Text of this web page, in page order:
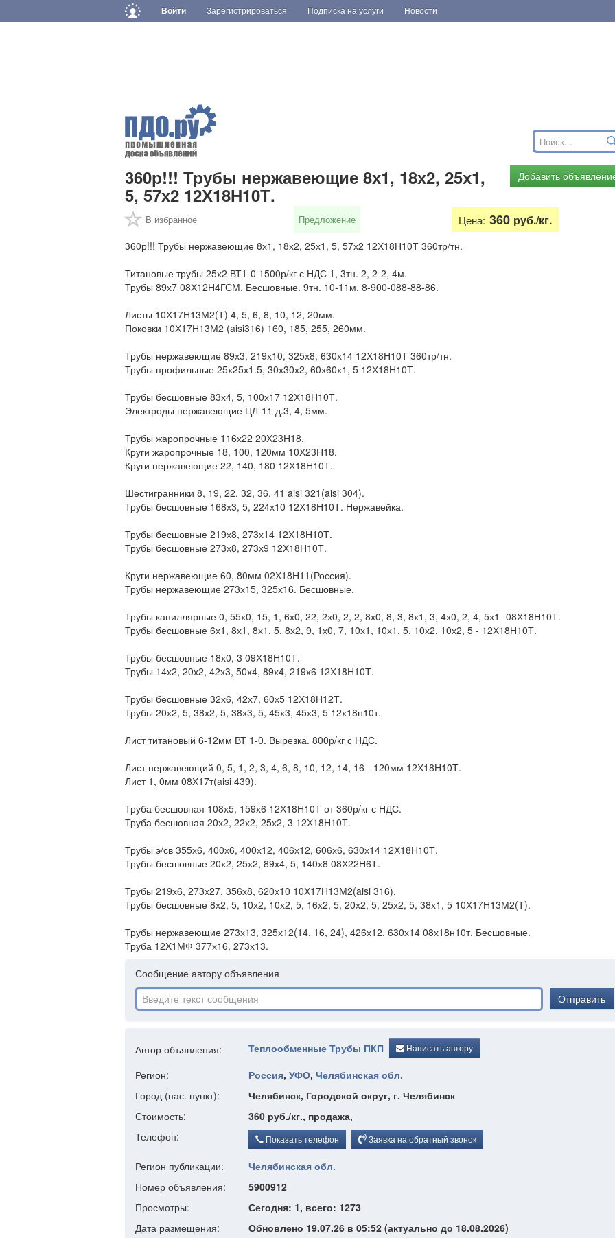
Войти Зарегистрироваться Подписка на услуги Новости
360р!!! Трубы нержавеющие 8х1, 18х2, 25х1,
5, 57х2 12Х18Н10Т.
Добавить
В избранное Предложение Цена: 360 руб./кг.
360р!!! Трубы нержавеющие 8х1, 18х2, 25х1, 5, 57х2 12Х18Н10Т 360тр/тн.
Титановые трубы 25х2 ВТ1-0 1500р/кг с НДС 1, 3тн. 2, 2-2, 4м.
Трубы 89х7 08Х12Н4ГСМ. Бесшовные. 9тн. 10-11м. 8-900-088-88-86.
Листы 10Х17Н13М2(Т) 4, 5, 6, 8, 10, 12, 20мм.
Поковки 10Х17Н13М2 (aisi316) 160, 185, 255, 260мм.
Трубы нержавеющие 89х3, 219х10, 325х8, 630х14 12Х18Н10Т 360тр/тн.
Трубы профильные 25х25х1.5, 30х30х2, 60х60х1, 5 12Х18Н10Т.
Трубы бесшовные 83х4, 5, 100х17 12Х18Н10Т.
Электроды нержавеющие ЦЛ-11 д.3, 4, 5мм.
Трубы жаропрочные 116х22 20Х23Н18.
Круги жаропрочные 18, 100, 120мм 10Х23Н18.
Круги нержавеющие 22, 140, 180 12Х18Н10Т.
Шестигранники 8, 19, 22, 32, 36, 41 aisi 321(aisi 304).
Трубы бесшовные 168х3, 5, 224х10 12Х18Н10Т. Нержавейка.
Трубы бесшовные 219х8, 273х14 12Х18Н10Т.
Трубы бесшовные 273х8, 273х9 12Х18Н10Т.
Круги нержавеющие 60, 80мм 02Х18Н11(Россия).
Трубы нержавеющие 273х15, 325х16. Бесшовные.
Трубы капиллярные 0, 55х0, 15, 1, 6х0, 22, 2х0, 2, 2, 8х0, 8, 3, 8х1, 3, 4х0, 2, 4, 5х1 -08Х18Н10Т.
Трубы бесшовные 6х1, 8х1, 8х1, 5, 8х2, 9, 1х0, 7, 10х1, 10х1, 5, 10х2, 10х2, 5 - 12Х18Н10Т.
Трубы бесшовные 18х0, 3 09Х18Н10Т.
Трубы 14х2, 20х2, 42х3, 50х4, 89х4, 219х6 12Х18Н10Т.
Трубы бесшовные 32х6, 42х7, 60х5 12Х18Н12Т.
Трубы 20х2, 5, 38х2, 5, 38х3, 5, 45х3, 45х3, 5 12х18н10т.
Лист титановый 6-12мм ВТ 1-0. Вырезка. 800р/кг с НДС.
Лист нержавеющий 0, 5, 1, 2, 3, 4, 6, 8, 10, 12, 14, 16 - 120мм 12Х18Н10Т.
Лист 1, 0мм 08Х17т(aisi 439).
Труба бесшовная 108х5, 159х6 12Х18Н10Т от 360р/кг с НДС.
Труба бесшовная 20х2, 22х2, 25х2, 3 12Х18Н10Т.
Трубы э/св 355х6, 400х6, 400х12, 406х12, 606х6, 630х14 12Х18Н10Т.
Трубы бесшовные 20х2, 25х2, 89х4, 5, 140х8 08Х22Н6Т.
Трубы 219х6, 273х27, 356х8, 620х10 10Х17Н13М2(aisi 316).
Трубы бесшовные 8х2, 5, 10х2, 10х2, 5, 16х2, 5, 20х2, 5, 25х2, 5, 38х1, 5 10Х17Н13М2(Т).
Трубы нержавеющие 273х13, 325х12(14, 16, 24), 426х12, 630х14 08х18н10т. Бесшовные.
Труба 12Х1МФ 377х16, 273х13.
Сообщение автору объявления
Отправить
Автор объявления: Теплообменные Трубы ПКП Написать автору
Регион: Россия, УФО, Челябинская обл.
Город (нас. пункт):
Челябинск, Городской округ, г. Челябинск
Стоимость:
360 руб./кг., продажа,
Телефон:
Показать телефон Заявка на обратный звонок
Регион публикации:
Челябинская обл.
Номер объявления:
5900912
Просмотры:
Сегодня: 1, всего: 1273
Дата размещения:
Обновлено 19.07.26 в 05:52 (актуально до 18.08.2026)